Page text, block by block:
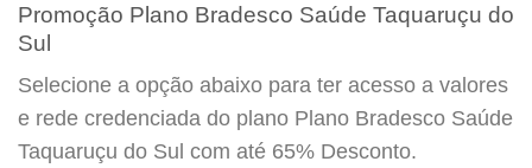
Promoção Plano Bradesco Saúde Taquaruçu do
Sul
Selecione a opção abaixo para ter acesso a valores
e rede credenciada do plano Plano Bradesco Saúde
Taquaruçu do Sul com até 65% Desconto.